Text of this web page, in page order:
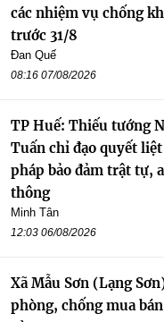
các nhiệm vụ chống
trước 31/8
Đan Quế
08:16 07/08/2026
TP Huế: Thiếu tướng
Tuấn chỉ đạo quyết
pháp bảo đảm trật tự,
thông
Minh Tân
12:03 06/08/2026
Xã Mẫu Sơn (Lạng
phòng, chống mua